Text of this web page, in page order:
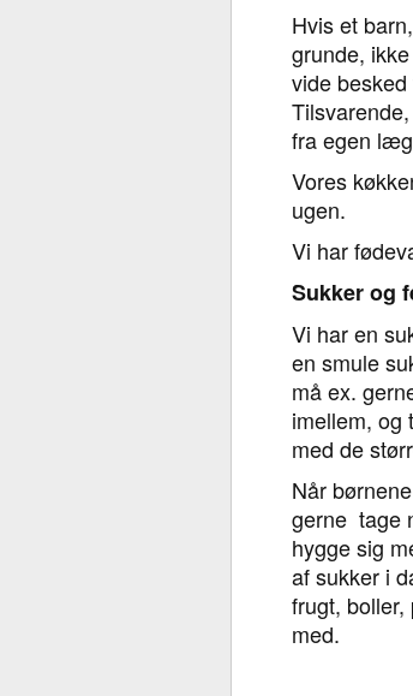
Hvis et
grunde,
vide
fra egen
Vores
ugen.
Vi har
Sukker og
Vi har en
en smule
må ex.
imellem, og
med de
Når
gerne tage
hygge sig
af sukker i
frugt,
med.